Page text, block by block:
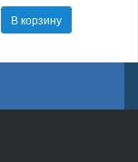
В корзину